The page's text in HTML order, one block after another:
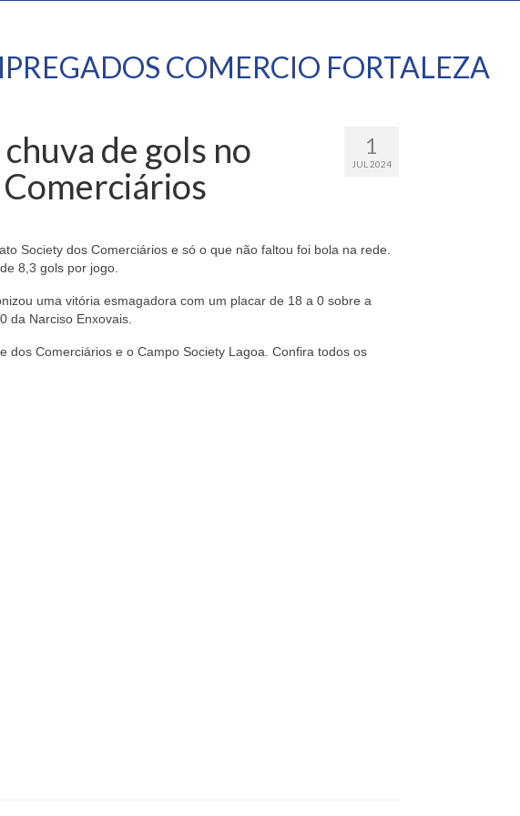
COMERCIO FORTALEZA
1
JUL 2024
de gols no
Society dos Comerciários e só o que não faltou foi bola na rede.
8,3 gols por jogo.
uma vitória esmagadora com um placar de 18 a 0 sobre a
da Narciso Enxovais.
Comerciários e o Campo Society Lagoa. Confira todos os